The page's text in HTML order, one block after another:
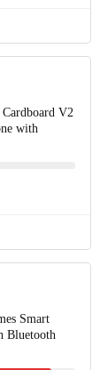
V2
with
Smart
Bluetooth